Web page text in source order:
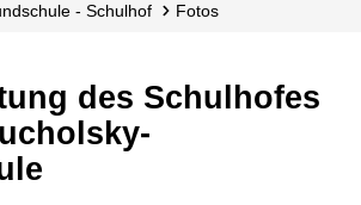
- Schulhof
Fotos
des Schulhofes